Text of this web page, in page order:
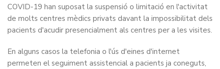
COVID-19 han suposat la suspensió o limitació en l'activitat
de molts centres mèdics privats davant la impossibilitat dels
pacients d'acudir presencialment als centres per a les visites.
En alguns casos la telefonia o l'ús d'eines d'internet
permeten el seguiment assistencial a pacients ja coneguts,